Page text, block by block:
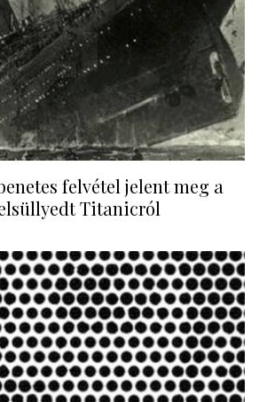
felvétel jelent meg a
elsüllyedt Titanicról